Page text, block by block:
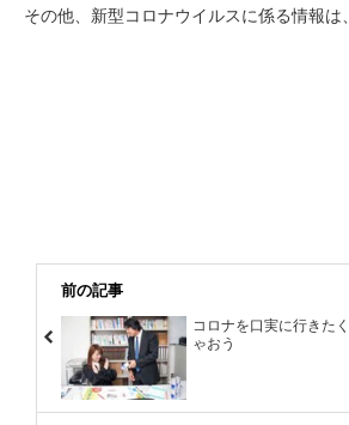
その他、新型コロナウイルスに係る情報は、
前の記事
コロナを口実に行きた
ゃおう